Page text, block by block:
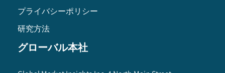
プライバシーポリシー
研究方法
グローバル本社